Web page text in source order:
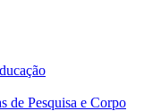
de Pesquisa e Corpo